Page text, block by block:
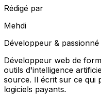
Rédigé par
Mehdi
Développeur &
Développeur web de
outils d'intelligence
source. Il écrit sur ce qui
logiciels payants.